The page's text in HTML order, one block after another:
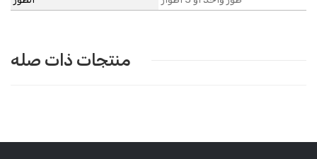
منتجات ذات صله